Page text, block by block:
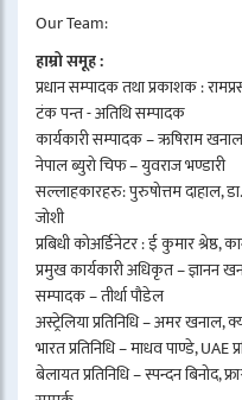
Our Team:
हाम्रो समूह :
प्रधान सम्पादक तथा प्रकाशक :
टंक पन्त - अतिथि सम्पादक
कार्यकारी सम्पादक – ऋषिराम
नेपाल ब्युरो चिफ – युवराज भण्डारी
सल्लाहकारहरु: पुरुषोत्तम दाहाल,
जोशी
प्रबिधी कोअर्डिनेटर : ई कुमार श्रेष्ठ,
प्रमुख कार्यकारी अधिकृत – ज्ञानन
सम्पादक – तीर्था पौडेल
अस्ट्रेलिया प्रतिनिधि – अमर खनाल,
भारत प्रतिनिधि – माधव पाण्डे, UAE
बेलायत प्रतिनिधि – स्पन्दन बिनोद,